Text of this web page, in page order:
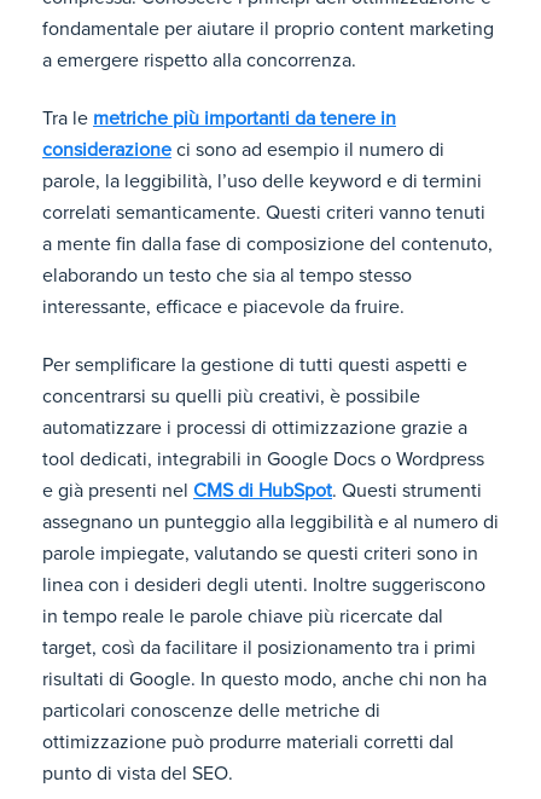
fondamentale per aiutare il proprio content marketing
a emergere rispetto alla concorrenza.
Tra le metriche più importanti da tenere in
considerazione ci sono ad esempio il numero di
parole, la leggibilità, l’uso delle keyword e di termini
correlati semanticamente. Questi criteri vanno tenuti
a mente fin dalla fase di composizione del contenuto,
elaborando un testo che sia al tempo stesso
interessante, efficace e piacevole da fruire.
Per semplificare la gestione di tutti questi aspetti e
concentrarsi su quelli più creativi, è possibile
automatizzare i processi di ottimizzazione grazie a
tool dedicati, integrabili in Google Docs o Wordpress
e già presenti nel CMS di HubSpot. Questi strumenti
assegnano un punteggio alla leggibilità e al numero di
parole impiegate, valutando se questi criteri sono in
linea con i desideri degli utenti. Inoltre suggeriscono
in tempo reale le parole chiave più ricercate dal
target, così da facilitare il posizionamento tra i primi
risultati di Google. In questo modo, anche chi non ha
particolari conoscenze delle metriche di
ottimizzazione può produrre materiali corretti dal
punto di vista del SEO.